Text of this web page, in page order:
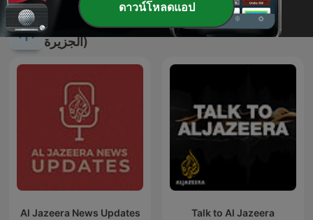
พอดแคสต์ของ Al Jazeera Arabic (قناة
الجزيرة)
Al Jazeera News Updates Talk to Al Jazeera
ดาวน์โหลดแอป